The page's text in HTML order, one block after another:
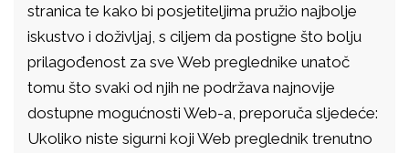
stranica te kako bi posjetiteljima pružio najbolje
iskustvo i doživljaj, s ciljem da postigne što bolju
prilagođenost za sve Web preglednike unatoč
tomu što svaki od njih ne podržava najnovije
dostupne mogućnosti Web-a, preporuča sljedeće:
Ukoliko niste sigurni koji Web preglednik trenutno